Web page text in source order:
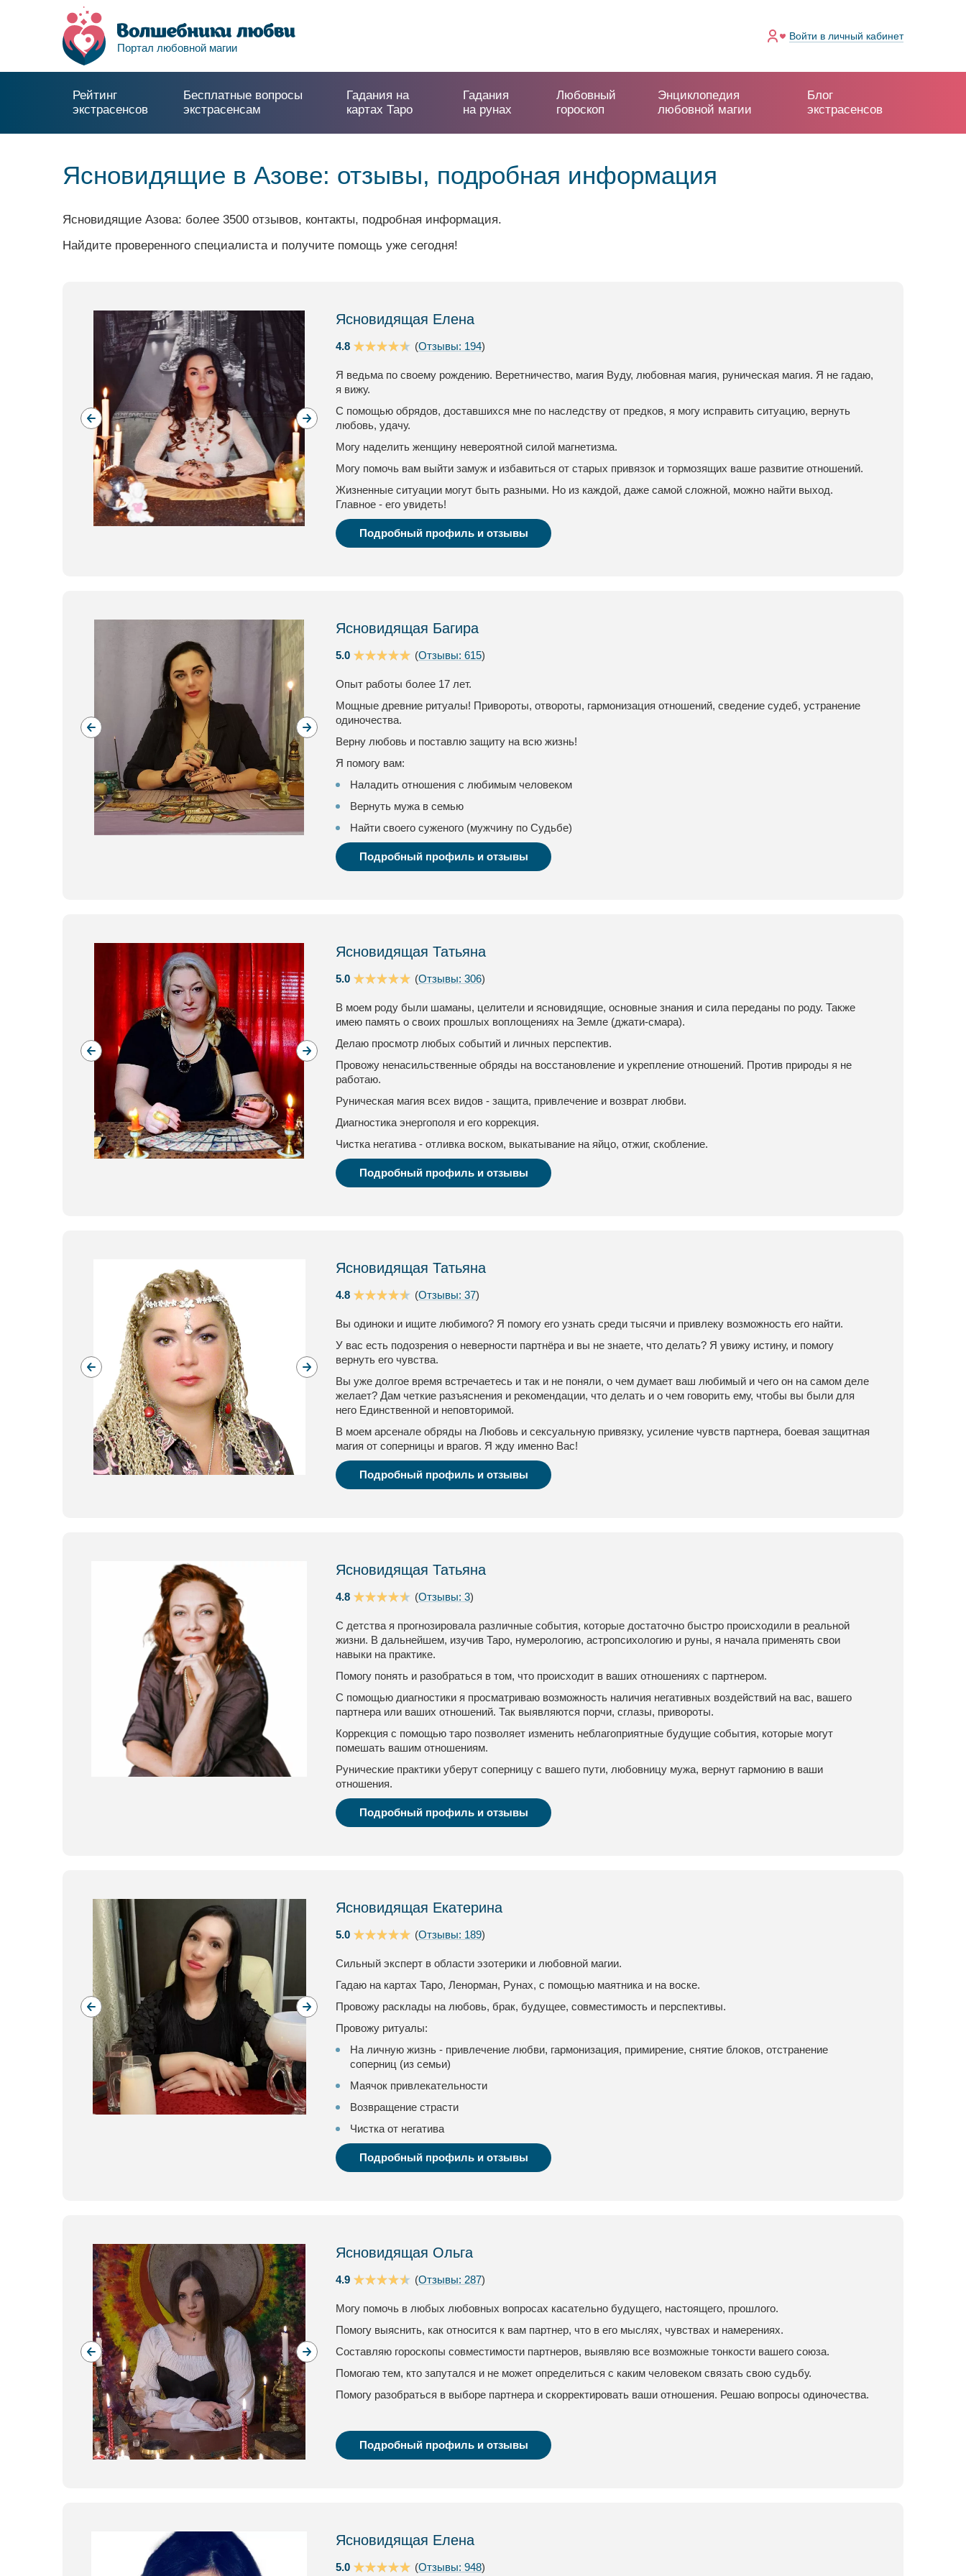
Портал любовной магии
Войти в личный кабинет
Рейтинг
экстрасенсов
Бесплатные вопросы
экстрасенсам
Гадания на
картах Таро
Гадания
на рунах
Любовный
гороскоп
Энциклопедия
любовной магии
Блог
экстрасенсов
Ясновидящие в Азове: отзывы, подробная информация
Ясновидящие Азова: более 3500 отзывов, контакты, подробная информация.
Найдите проверенного специалиста и получите помощь уже сегодня!
Ясновидящая Елена
4.8 (Отзывы: 194)
Я ведьма по своему рождению. Веретничество, магия Вуду, любовная магия, руническая магия. Я не гадаю,
я вижу.
С помощью обрядов, доставшихся мне по наследству от предков, я могу исправить ситуацию, вернуть
любовь, удачу.
Могу наделить женщину невероятной силой магнетизма.
Могу помочь вам выйти замуж и избавиться от старых привязок и тормозящих ваше развитие отношений.
Жизненные ситуации могут быть разными. Но из каждой, даже самой сложной, можно найти выход.
Главное - его увидеть!
Подробный профиль и отзывы
Ясновидящая Багира
5.0 (Отзывы: 615)
Опыт работы более 17 лет.
Мощные древние ритуалы! Привороты, отвороты, гармонизация отношений, сведение судеб, устранение
одиночества.
Верну любовь и поставлю защиту на всю жизнь!
Я помогу вам:
Наладить отношения с любимым человеком
Вернуть мужа в семью
Найти своего суженого (мужчину по Судьбе)
Подробный профиль и отзывы
Ясновидящая Татьяна
5.0 (Отзывы: 306)
В моем роду были шаманы, целители и ясновидящие, основные знания и сила переданы по роду. Также
имею память о своих прошлых воплощениях на Земле (джати-смара).
Делаю просмотр любых событий и личных перспектив.
Провожу ненасильственные обряды на восстановление и укрепление отношений. Против природы я не
работаю.
Руническая магия всех видов - защита, привлечение и возврат любви.
Диагностика энергополя и его коррекция.
Чистка негатива - отливка воском, выкатывание на яйцо, отжиг, скобление.
Подробный профиль и отзывы
Ясновидящая Татьяна
4.8 (Отзывы: 37)
Вы одиноки и ищите любимого? Я помогу его узнать среди тысячи и привлеку возможность его найти.
У вас есть подозрения о неверности партнёра и вы не знаете, что делать? Я увижу истину, и помогу
вернуть его чувства.
Вы уже долгое время встречаетесь и так и не поняли, о чем думает ваш любимый и чего он на самом деле
желает? Дам четкие разъяснения и рекомендации, что делать и о чем говорить ему, чтобы вы были для
него Единственной и неповторимой.
В моем арсенале обряды на Любовь и сексуальную привязку, усиление чувств партнера, боевая защитная
магия от соперницы и врагов. Я жду именно Вас!
Подробный профиль и отзывы
Ясновидящая Татьяна
4.8 (Отзывы: 3)
С детства я прогнозировала различные события, которые достаточно быстро происходили в реальной
жизни. В дальнейшем, изучив Таро, нумерологию, астропсихологию и руны, я начала применять свои
навыки на практике.
Помогу понять и разобраться в том, что происходит в ваших отношениях с партнером.
С помощью диагностики я просматриваю возможность наличия негативных воздействий на вас, вашего
партнера или ваших отношений. Так выявляются порчи, сглазы, привороты.
Коррекция с помощью таро позволяет изменить неблагоприятные будущие события, которые могут
помешать вашим отношениям.
Рунические практики уберут соперницу с вашего пути, любовницу мужа, вернут гармонию в ваши
отношения.
Подробный профиль и отзывы
Ясновидящая Екатерина
5.0 (Отзывы: 189)
Сильный эксперт в области эзотерики и любовной магии.
Гадаю на картах Таро, Ленорман, Рунах, с помощью маятника и на воске.
Провожу расклады на любовь, брак, будущее, совместимость и перспективы.
Провожу ритуалы:
На личную жизнь - привлечение любви, гармонизация, примирение, снятие блоков, отстранение
соперниц (из семьи)
Маячок привлекательности
Возвращение страсти
Чистка от негатива
Подробный профиль и отзывы
Ясновидящая Ольга
4.9 (Отзывы: 287)
Могу помочь в любых любовных вопросах касательно будущего, настоящего, прошлого.
Помогу выяснить, как относится к вам партнер, что в его мыслях, чувствах и намерениях.
Составляю гороскопы совместимости партнеров, выявляю все возможные тонкости вашего союза.
Помогаю тем, кто запутался и не может определиться с каким человеком связать свою судьбу.
Помогу разобраться в выборе партнера и скорректировать ваши отношения. Решаю вопросы одиночества.
Подробный профиль и отзывы
Ясновидящая Елена
5.0 (Отзывы: 948)